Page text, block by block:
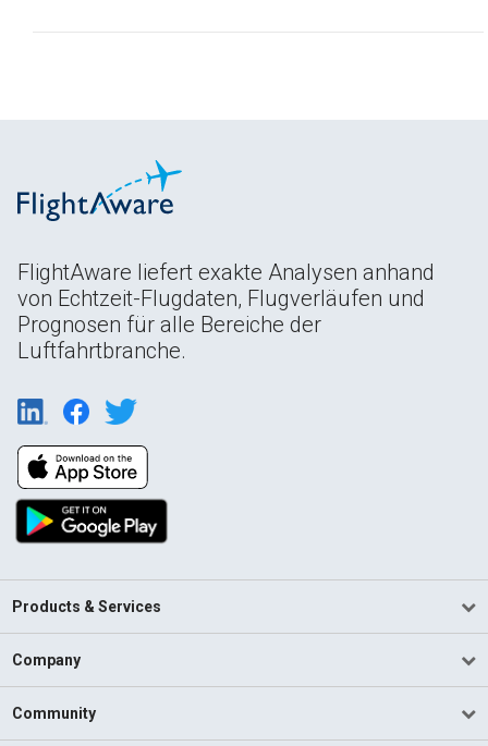
FlightAware liefert exakte Analysen anhand
von Echtzeit-Flugdaten, Flugverläufen und
Prognosen für alle Bereiche der
Luftfahrtbranche.
Products & Services
Company
Community